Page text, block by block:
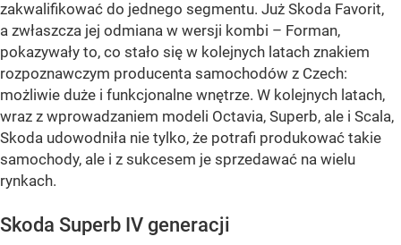
zakwalifikować do jednego segmentu. Już Skoda Favorit,
a zwłaszcza jej odmiana w wersji kombi – Forman,
pokazywały to, co stało się w kolejnych latach znakiem
rozpoznawczym producenta samochodów z Czech:
możliwie duże i funkcjonalne wnętrze. W kolejnych latach,
wraz z wprowadzaniem modeli Octavia, Superb, ale i Scala,
Skoda udowodniła nie tylko, że potrafi produkować takie
samochody, ale i z sukcesem je sprzedawać na wielu
rynkach.
Skoda Superb IV generacji